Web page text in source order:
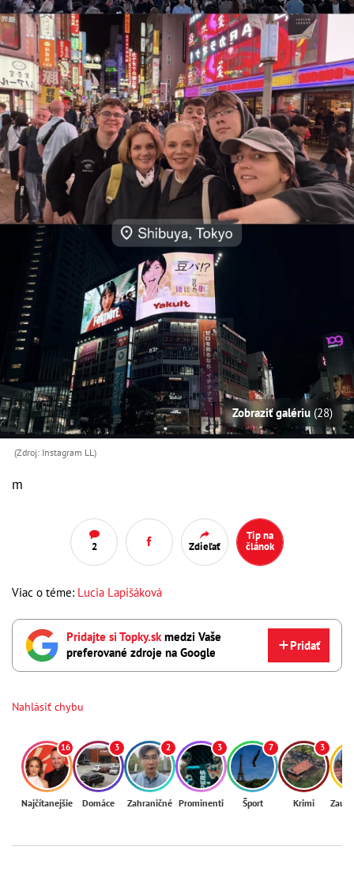
Zobraziť galériu (28)
(Zdroj: Instagram LL)
m
2 Zdieľať
Tip na
článok
Viac o téme: Lucia Lapišáková
Pridajte si Topky.skmedzi Vaše
preferované zdroje na Google
Pridať
Nahlásiť chybu
16
Najčítanejšie
3
Domáce
2
Zahraničné
3
Prominenti
7
Šport
3
Krimi